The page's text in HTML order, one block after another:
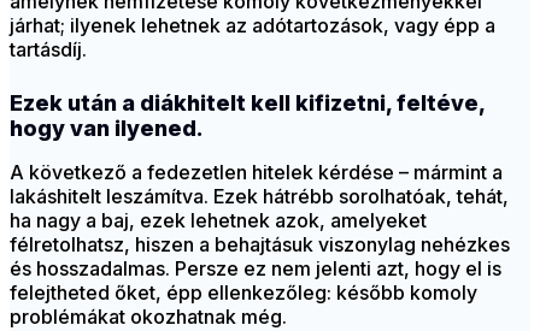
járhat; ilyenek lehetnek az adótartozások, vagy épp a
tartásdíj.
Ezek után a diákhitelt kell kifizetni, feltéve,
hogy van ilyened.
A következő a fedezetlen hitelek kérdése – mármint a
lakáshitelt leszámítva. Ezek hátrébb sorolhatóak, tehát,
ha nagy a baj, ezek lehetnek azok, amelyeket
félretolhatsz, hiszen a behajtásuk viszonylag nehézkes
és hosszadalmas. Persze ez nem jelenti azt, hogy el is
felejtheted őket, épp ellenkezőleg: később komoly
problémákat okozhatnak még.